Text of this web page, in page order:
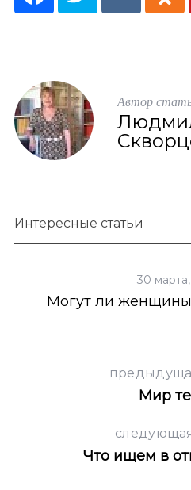
Автор
Интересные статьи
30
Могут ли женщины
Мир
следующая
Что ищем в